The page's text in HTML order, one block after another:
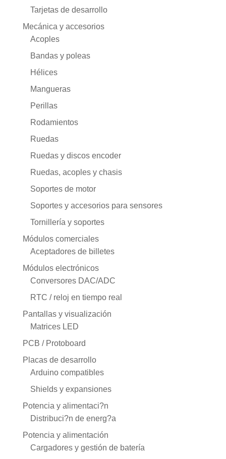
Tarjetas de desarrollo
Mecánica y accesorios
Acoples
Bandas y poleas
Hélices
Mangueras
Perillas
Rodamientos
Ruedas
Ruedas y discos encoder
Ruedas, acoples y chasis
Soportes de motor
Soportes y accesorios para sensores
Tornillería y soportes
Módulos comerciales
Aceptadores de billetes
Módulos electrónicos
Conversores DAC/ADC
RTC / reloj en tiempo real
Pantallas y visualización
Matrices LED
PCB / Protoboard
Placas de desarrollo
Arduino compatibles
Shields y expansiones
Potencia y alimentaci?n
Distribuci?n de energ?a
Potencia y alimentación
Cargadores y gestión de batería